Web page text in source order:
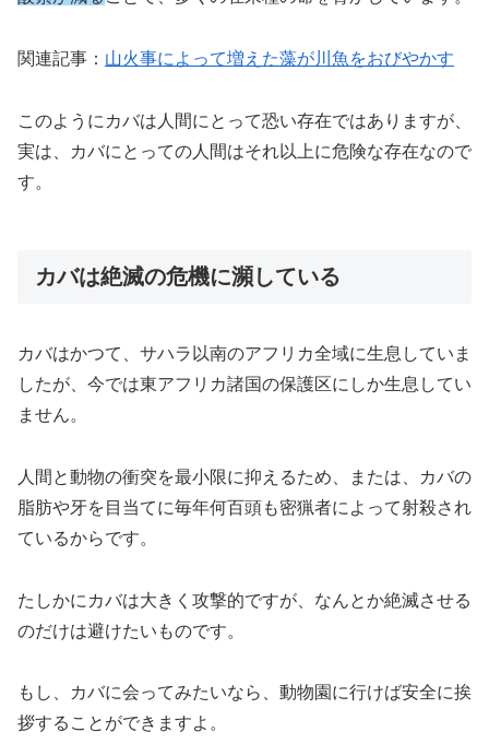
関連記事： 山火事によって増えた藻が川魚をおびやかす
このようにカバは人間にとって恐い存在ではありますが、
実は、カバにとっての人間はそれ以上に危険な存在なので
す。
カバは絶滅の危機に瀕している
カバはかつて、サハラ以南のアフリカ全域に生息していま
したが、今では東アフリカ諸国の保護区にしか生息してい
ません。
人間と動物の衝突を最小限に抑えるため、または、カバの
脂肪や牙を目当てに毎年何百頭も密猟者によって射殺され
ているからです。
たしかにカバは大きく攻撃的ですが、なんとか絶滅させる
のだけは避けたいものです。
もし、カバに会ってみたいなら、動物園に行けば安全に挨
拶することができますよ。